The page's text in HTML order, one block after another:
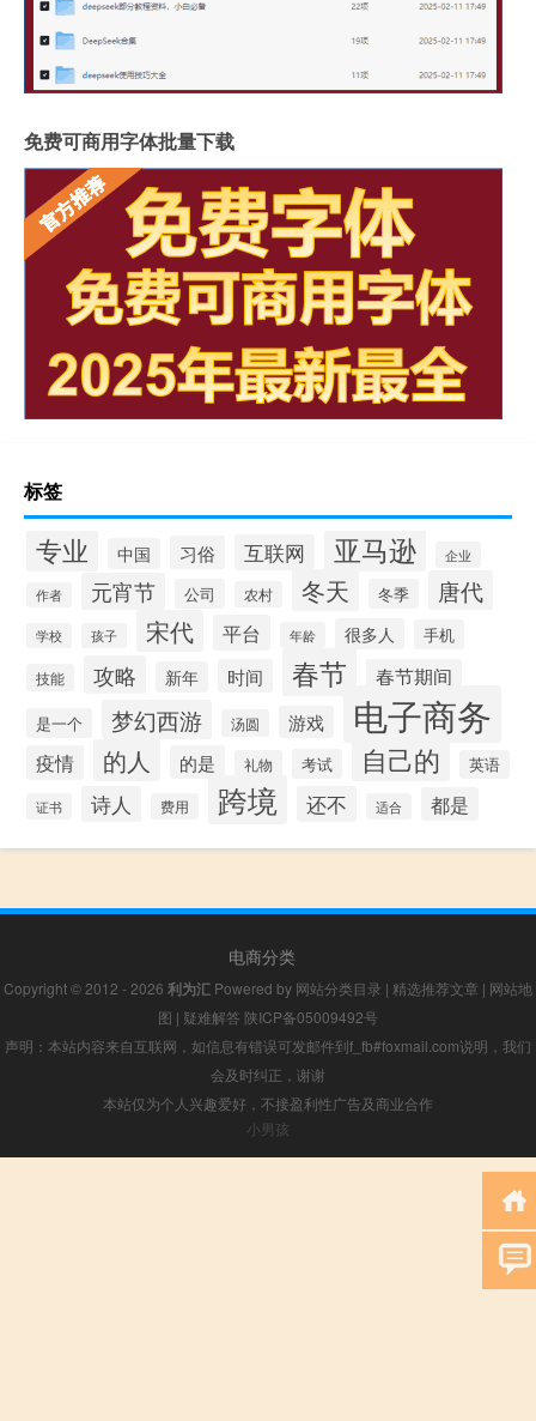
免费可商用字体批量下载
标签
专业 中国 习俗 互联网 亚马逊 企业
作者 元宵节 公司 农村 冬天 冬季 唐代
学校 孩子 宋代 平台 年龄 很多人 手机
技能 攻略 新年 时间 春节 春节期间
是一个 梦幻西游 汤圆 游戏 电子商务
疫情 的人 的是 礼物 考试 自己的 英语
证书 诗人 费用 跨境 还不 适合 都是
电商分类
Copyright © 2012 - 2026 利为汇 Powered by 网站分类目录 | 精选推荐文章 | 网站地
图 | 疑难解答 陕ICP备05009492号
声明：本站内容来自互联网，如信息有错误可发邮件到f_fb#foxmail.com说明，我们
会及时纠正，谢谢
本站仅为个人兴趣爱好，不接盈利性广告及商业合作
小男孩